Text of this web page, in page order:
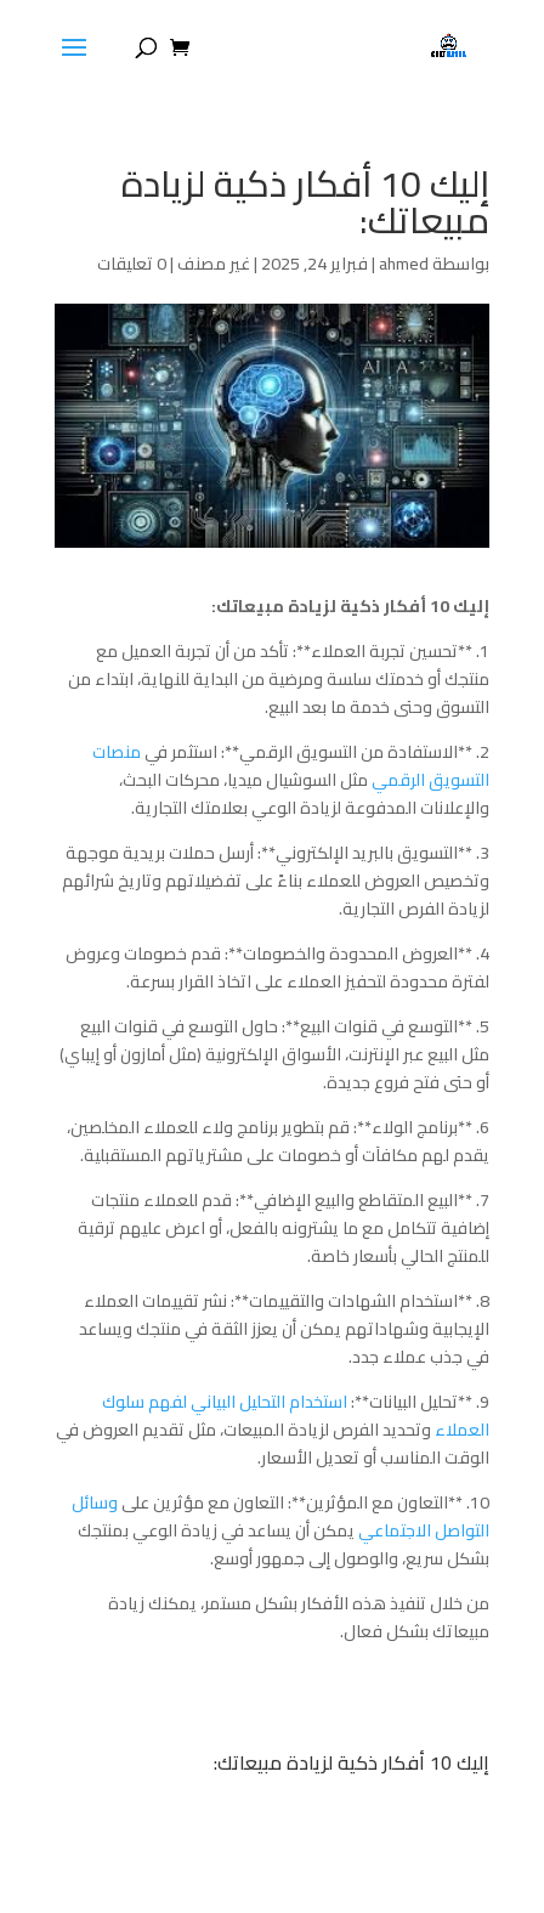
إليك 10 أفكار ذكية لزيادة
مبيعاتك:
بواسطةahmed
|فبراير 24, 2025 |غير مصنف|0 تعليقات
إليك 10 أفكار ذكية لزيادة مبيعاتك:
1. **تحسين تجربة العملاء**: تأكد من أن تجربة العميل مع
منتجك أو خدمتك سلسة ومرضية من البداية للنهاية، ابتداء من
التسوق وحتى خدمة ما بعد البيع.
2. **الاستفادة من التسويق الرقمي**: استثمر في
منصات
التسويق الرقميمثل السوشيال ميديا، محركات البحث،
والإعلانات المدفوعة لزيادة الوعي بعلامتك التجارية.
3. **التسويق بالبريد الإلكتروني**: أرسل حملات بريدية موجهة
وتخصيص العروض للعملاء بناءً على تفضيلاتهم وتاريخ شرائهم
لزيادة الفرص التجارية.
4. **العروض المحدودة والخصومات**: قدم خصومات وعروض
لفترة محدودة لتحفيز العملاء على اتخاذ القرار بسرعة.
5. **التوسع في قنوات البيع**: حاول التوسع في قنوات البيع
مثل البيع عبر الإنترنت، الأسواق الإلكترونية (مثل أمازون أو إيباي)
أو حتى فتح فروع جديدة.
6. **برنامج الولاء**: قم بتطوير برنامج ولاء للعملاء المخلصين،
يقدم لهم مكافآت أو خصومات على مشترياتهم المستقبلية.
7. **البيع المتقاطع والبيع الإضافي**: قدم للعملاء منتجات
إضافية تتكامل مع ما يشترونه بالفعل، أو اعرض عليهم ترقية
للمنتج الحالي بأسعار خاصة.
8. **استخدام الشهادات والتقييمات**: نشر تقييمات العملاء
الإيجابية وشهاداتهم يمكن أن يعزز الثقة في منتجك ويساعد
في جذب عملاء جدد.
9. **تحليل البيانات**:
استخدام التحليل البياني لفهم سلوك
العملاءوتحديد الفرص لزيادة المبيعات، مثل تقديم العروض في
الوقت المناسب أو تعديل الأسعار.
10. **التعاون مع المؤثرين**: التعاون مع مؤثرين على
وسائل
التواصل الاجتماعييمكن أن يساعد في زيادة الوعي بمنتجك
بشكل سريع، والوصول إلى جمهور أوسع.
من خلال تنفيذ هذه الأفكار بشكل مستمر، يمكنك زيادة
مبيعاتك بشكل فعال.
إليك 10 أفكار ذكية لزيادة مبيعاتك: